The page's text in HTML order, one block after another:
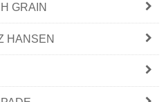
GRAIN
HANSEN